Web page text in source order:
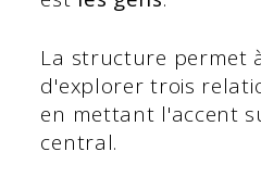
La structure permet
d'explorer trois
en mettant l'accent
central.